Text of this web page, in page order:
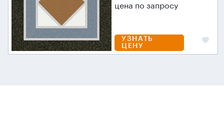
цена по запросу
УЗНАТЬ
ЦЕНУ